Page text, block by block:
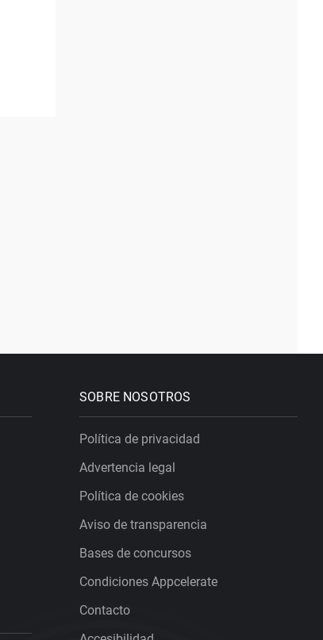
SOBRE NOSOTROS
Política de privacidad
Advertencia legal
Política de cookies
Aviso de transparencia
Bases de concursos
Condiciones Appcelerate
Contacto